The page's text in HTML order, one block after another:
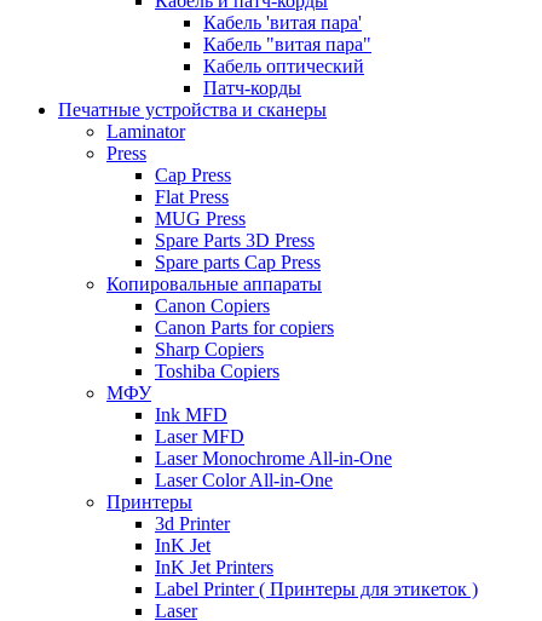
Кабель 'витая пара'
Кабель "витая пара"
Кабель оптический
Патч-корды
Печатные устройства и сканеры
Laminator
Press
Cap Press
Flat Press
MUG Press
Spare Parts 3D Press
Spare parts Cap Press
Копировальные аппараты
Canon Copiers
Canon Parts for copiers
Sharp Copiers
Toshiba Copiers
МФУ
Ink MFD
Laser MFD
Laser Monochrome All-in-One
Laser Color All-in-One
Принтеры
3d Printer
InK Jet
InK Jet Printers
Label Printer ( Принтеры для этикеток )
Laser